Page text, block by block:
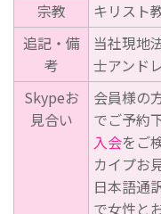
宗教
キリスト
追記・備
考
当社現地
士アンド
Skypeお
見合い
会員様の
でご予約
入会をご
カイプお
日本語通
で女性と